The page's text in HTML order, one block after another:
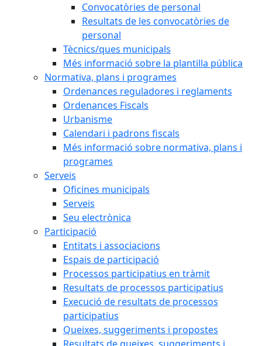
Convocatòries de personal
Resultats de les convocatòries de
personal
Tècnics/ques municipals
Més informació sobre la plantilla pública
Normativa, plans i programes
Ordenances reguladores i reglaments
Ordenances Fiscals
Urbanisme
Calendari i padrons fiscals
Més informació sobre normativa, plans i
programes
Serveis
Oficines municipals
Serveis
Seu electrònica
Participació
Entitats i associacions
Espais de participació
Processos participatius en tràmit
Resultats de processos participatius
Execució de resultats de processos
participatius
Queixes, suggeriments i propostes